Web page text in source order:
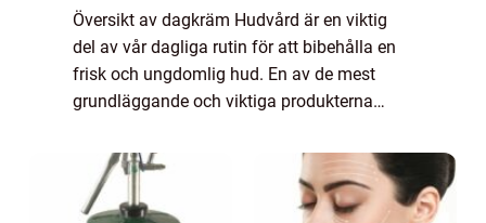
Översikt av dagkräm Hudvård är en viktig
del av vår dagliga rutin för att bibehålla en
frisk och ungdomlig hud. En av de mest
grundläggande och viktiga produkterna
utformad för att användas som ett
skyddande la...